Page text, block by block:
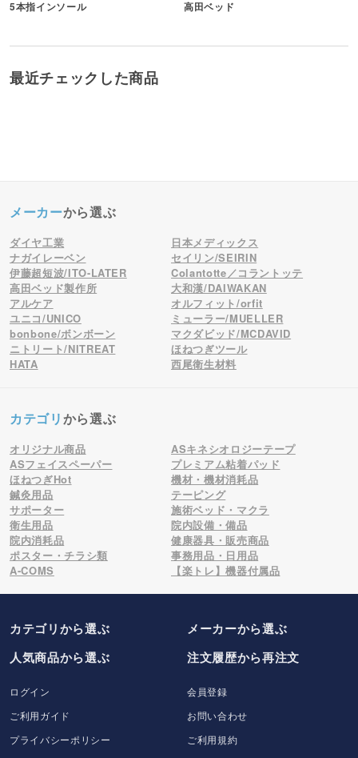
5本指インソール 高田ベッド
最近チェックした商品
メーカーから選ぶ
ダイヤ工業
日本メディックス
ナガイレーベン
セイリン/SEIRIN
伊藤超短波/ITO-LATER
Colantotte／コラントッテ
高田ベッド製作所
大和漢/DAIWAKAN
アルケア
オルフィット/orfit
ユニコ/UNICO
ミューラー/MUELLER
bonbone/ボンボーン
マクダビッド/MCDAVID
ニトリート/NITREAT
ほねつぎツール
HATA
西尾衛生材料
カテゴリから選ぶ
オリジナル商品
ASキネシオロジーテープ
ASフェイスペーパー
プレミアム粘着パッド
ほねつぎHot
機材・機材消耗品
鍼灸用品
テーピング
サポーター
施術ベッド・マクラ
衛生用品
院内設備・備品
院内消耗品
健康器具・販売商品
ポスター・チラシ類
事務用品・日用品
A-COMS
【楽トレ】機器付属品
カテゴリから選ぶ メーカーから選ぶ
人気商品から選ぶ
注文履歴から再注文
ログイン
会員登録
ご利用ガイド
お問い合わせ
プライバシーポリシー
ご利用規約